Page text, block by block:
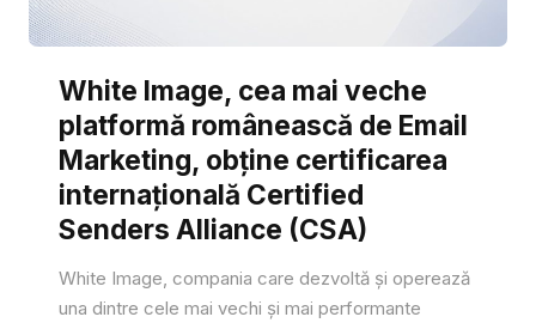
White Image, cea mai veche
platformă românească de Email
Marketing, obține certificarea
internațională Certified
Senders Alliance (CSA)
White Image, compania care dezvoltă și operează
una dintre cele mai vechi și mai performante